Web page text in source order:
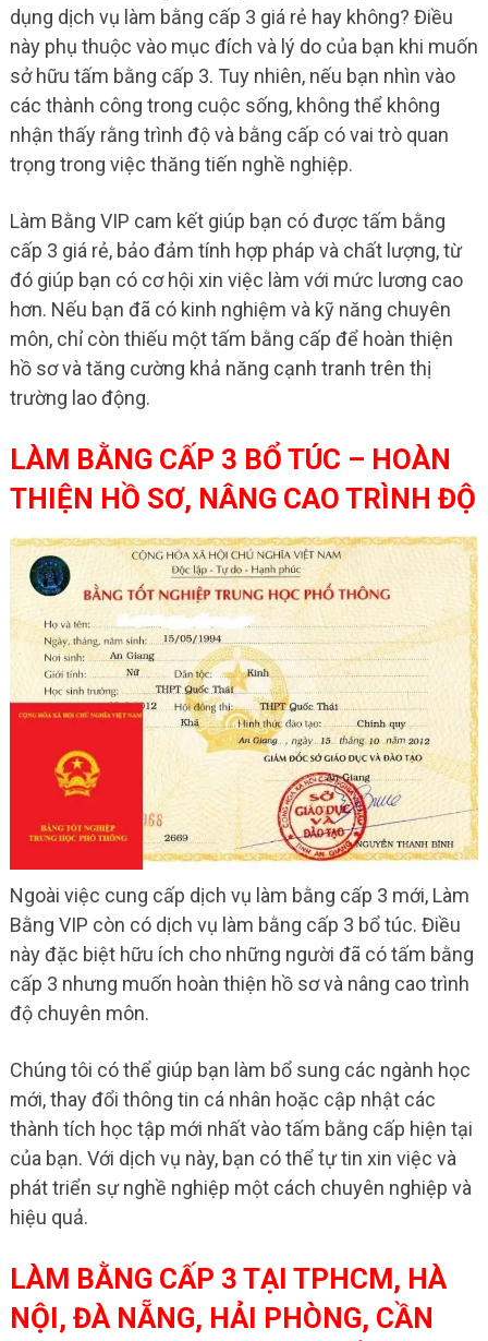
dụng dịch vụ làm bằng cấp 3 giá rẻ hay không? Điều
này phụ thuộc vào mục đích và lý do của bạn khi muốn
sở hữu tấm bằng cấp 3. Tuy nhiên, nếu bạn nhìn vào
các thành công trong cuộc sống, không thể không
nhận thấy rằng trình độ và bằng cấp có vai trò quan
trọng trong việc thăng tiến nghề nghiệp.
Làm Bằng VIP cam kết giúp bạn có được tấm bằng
cấp 3 giá rẻ, bảo đảm tính hợp pháp và chất lượng, từ
đó giúp bạn có cơ hội xin việc làm với mức lương cao
hơn. Nếu bạn đã có kinh nghiệm và kỹ năng chuyên
môn, chỉ còn thiếu một tấm bằng cấp để hoàn thiện
hồ sơ và tăng cường khả năng cạnh tranh trên thị
trường lao động.
LÀM BẰNG CẤP 3 BỔ TÚC – HOÀN
THIỆN HỒ SƠ, NÂNG CAO TRÌNH ĐỘ
Ngoài việc cung cấp dịch vụ làm bằng cấp 3 mới, Làm
Bằng VIP còn có dịch vụ làm bằng cấp 3 bổ túc. Điều
này đặc biệt hữu ích cho những người đã có tấm bằng
cấp 3 nhưng muốn hoàn thiện hồ sơ và nâng cao trình
độ chuyên môn.
Chúng tôi có thể giúp bạn làm bổ sung các ngành học
mới, thay đổi thông tin cá nhân hoặc cập nhật các
thành tích học tập mới nhất vào tấm bằng cấp hiện tại
của bạn. Với dịch vụ này, bạn có thể tự tin xin việc và
phát triển sự nghề nghiệp một cách chuyên nghiệp và
hiệu quả.
LÀM BẰNG CẤP 3 TẠI TPHCM, HÀ
NỘI, ĐÀ NẴNG, HẢI PHÒNG, CẦN